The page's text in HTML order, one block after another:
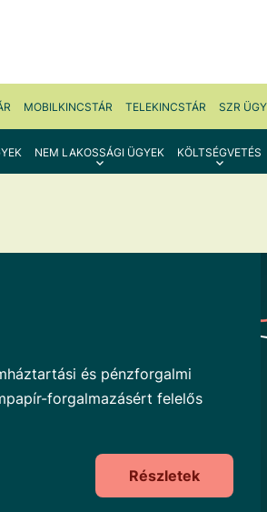
MOBILKINCSTÁR TELEKINCSTÁR SZR
NEM LAKOSSÁGI ÜGYEK KÖLTSÉGVETÉS
és pénzforgalmi
forgalmazásért felelős
Részletek